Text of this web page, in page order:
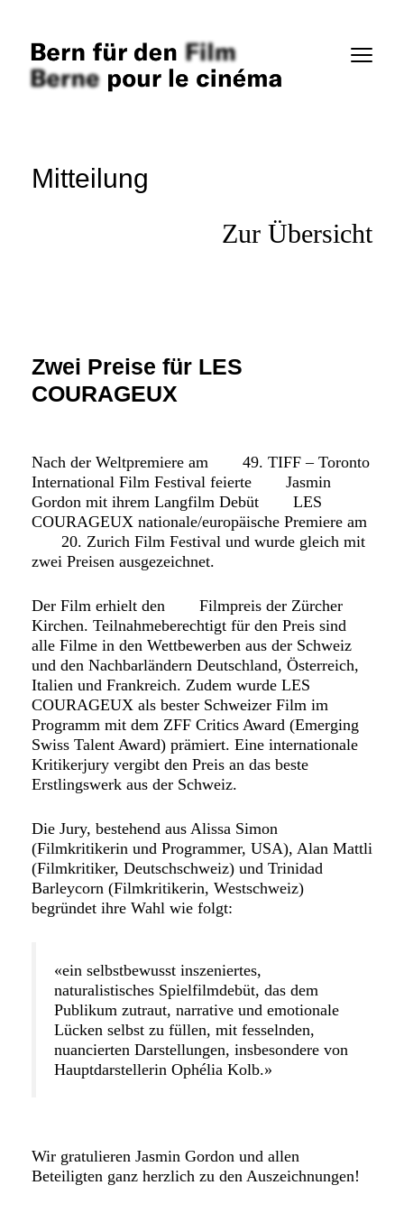
Verein
Inserate
Anmelden SMDb
FAQ SMDb
Kontakt
Film Commission Bern
Mitteilung
Zur Übersicht
Zwei Preise für LES
COURAGEUX
Nach der Weltpremiere am
49. TIFF – Toronto
International Film Festival feierte
Jasmin
Gordon mit ihrem Langfilm Debüt
LES
COURAGEUX nationale/europäische Premiere am
20. Zurich Film Festival und wurde gleich mit
zwei Preisen ausgezeichnet.
Der Film erhielt den
Filmpreis der Zürcher
Kirchen. Teilnahmeberechtigt für den Preis sind
alle Filme in den Wettbewerben aus der Schweiz
und den Nachbarländern Deutschland, Österreich,
Italien und Frankreich. Zudem wurde LES
COURAGEUX als bester Schweizer Film im
Programm mit dem ZFF Critics Award (Emerging
Swiss Talent Award) prämiert. Eine internationale
Kritikerjury vergibt den Preis an das beste
Erstlingswerk aus der Schweiz.
Die Jury, bestehend aus Alissa Simon
(Filmkritikerin und Programmer, USA), Alan Mattli
(Filmkritiker, Deutschschweiz) und Trinidad
Barleycorn (Filmkritikerin, Westschweiz)
begründet ihre Wahl wie folgt:
«ein selbstbewusst inszeniertes,
naturalistisches Spielfilmdebüt, das dem
Publikum zutraut, narrative und emotionale
Lücken selbst zu füllen, mit fesselnden,
nuancierten Darstellungen, insbesondere von
Hauptdarstellerin Ophélia Kolb.»
Wir gratulieren Jasmin Gordon und allen
Beteiligten ganz herzlich zu den Auszeichnungen!